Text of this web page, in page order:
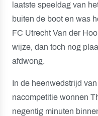
laatste speeldag van
buiten de boot en was
FC Utrecht Van der
wijze, dan toch nog
afdwong.
In de heenwedstrijd
nacompetitie wonnen
negentig minuten